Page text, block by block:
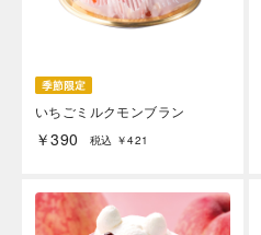
いちごミルクモンブラン
￥390 税込 ￥421